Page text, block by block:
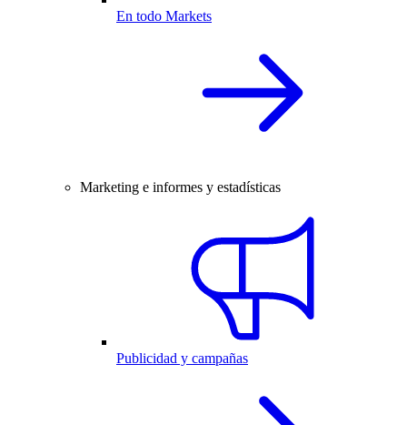
En todo Markets
Marketing e informes y estadísticas
Publicidad y campañas